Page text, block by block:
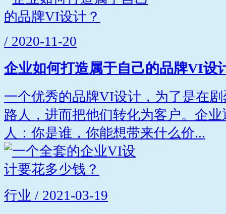
/ 2020-11-20
企业如何打造属于自己的品牌VI设
一个优秀的品牌VI设计，为了是在
路人，进而把他们转化为客户。企
人：你是谁，你能想带来什么价...
行业 / 2021-03-19